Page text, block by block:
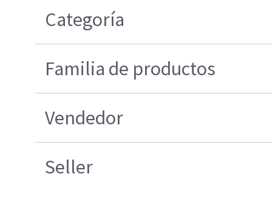
Categoría
Familia de productos
Vendedor
Seller